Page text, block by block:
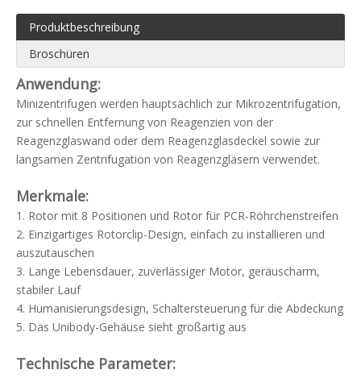
Produktbeschreibung
Broschüren
Anwendung:
Minizentrifugen werden hauptsächlich zur Mikrozentrifugation,
zur schnellen Entfernung von Reagenzien von der
Reagenzglaswand oder dem Reagenzglasdeckel sowie zur
langsamen Zentrifugation von Reagenzgläsern verwendet.
Merkmale:
1. Rotor mit 8 Positionen und Rotor für PCR-Röhrchenstreifen
2. Einzigartiges Rotorclip-Design, einfach zu installieren und
auszutauschen
3. Lange Lebensdauer, zuverlässiger Motor, geräuscharm,
stabiler Lauf
4. Humanisierungsdesign, Schaltersteuerung für die Abdeckung
5. Das Unibody-Gehäuse sieht großartig aus
Technische Parameter: